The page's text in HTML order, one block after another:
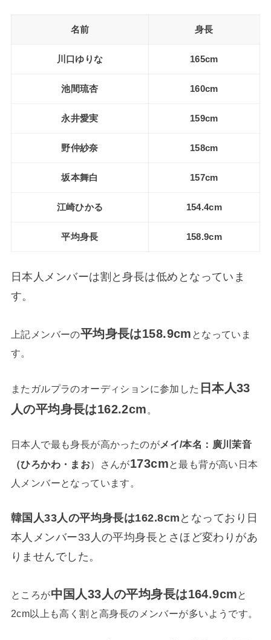
名前 身長
川口ゆりな 165cm
池間琉杏 160cm
永井愛実 159cm
野仲紗奈 158cm
坂本舞白 157cm
江崎ひかる 154.4cm
平均身長 158.9cm
日本人メンバーは割と身長は低めとなっていま
す。
上記メンバーの平均身長は158.9cm となっていま
す。
またガルプラのオーディションに参加した 日本人33
人の平均身長は162.2cm 。
日本人で最も身長が高かったのがメイ/本名：廣川茉音
（ひろかわ・まお）さんが173cmと最も背が高い日本
人メンバーとなっています。
韓国人33人の平均身長は162.8cm となっており日
本人メンバー33人の平均身長とさほど変わりがあ
りませんでした。
ところが中国人33人の平均身長は164.9cm と
2cm以上も高く割と高身長のメンバーが多いようです。